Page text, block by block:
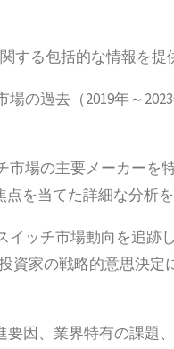
する包括的な情報を提
の過去（2019年～
市場の主要メーカー
を当てた詳細な分析を
イッチ市場動向を追跡
資家の戦略的意思決定
因、業界特有の課題